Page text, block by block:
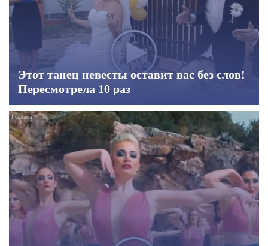
Этот танец невесты оставит вас без слов!
Пересмотрела 10 раз